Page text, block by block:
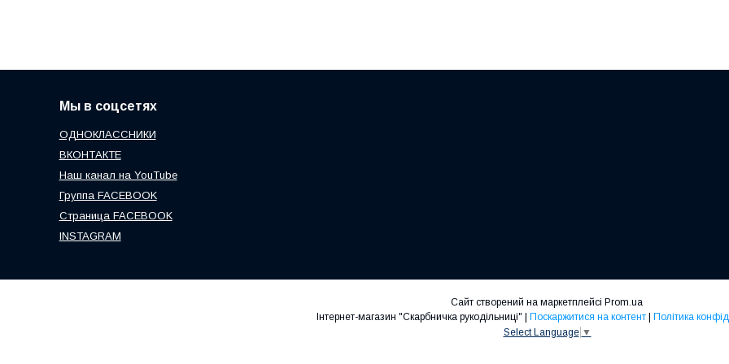
Мы в соцсетях
ОДНОКЛАССНИКИ
ВКОНТАКТЕ
Наш канал на YouTube
Группа FACEBOOK
Страница FACEBOOK
INSTAGRAM
Сайт створений на маркетплейсі Prom.ua
Інтернет-магазин "Скарбничка рукодільниці" | Поскаржитися на контент | Політика
Select Language ▼